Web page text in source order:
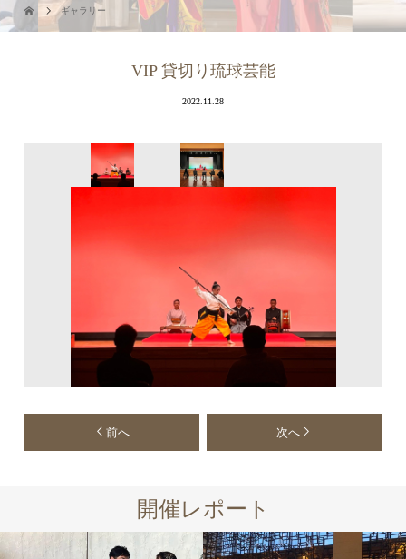
ギャラリー
VIP 貸切り琉球芸能
2022.11.28
前へ 次へ
開催レポート